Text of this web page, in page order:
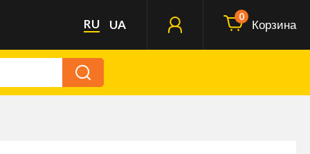
RU UA
0
Корзина